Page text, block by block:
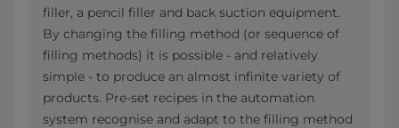
filler, a pencil filler and back suction equipment.
By changing the filling method (or sequence of
filling methods) it is possible - and relatively
simple - to produce an almost infinite variety of
products. Pre-set recipes in the automation
system recognise and adapt to the filling method